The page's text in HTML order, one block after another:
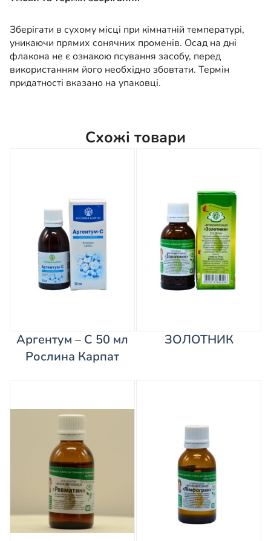
Зберігати в сухому місці при кімнатній температурі,
уникаючи прямих сонячних променів. Осад на дні
флакона не є ознакою псування засобу, перед
використанням його необхідно збовтати. Термін
придатності вказано на упаковці.
Схожі товари
Аргентум – С 50 мл
Рослина Карпат
ЗОЛОТНИК